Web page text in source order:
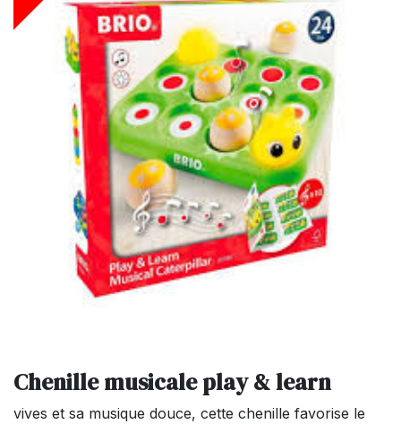
Chenille musicale play & learn
vives et sa musique douce, cette chenille favorise le